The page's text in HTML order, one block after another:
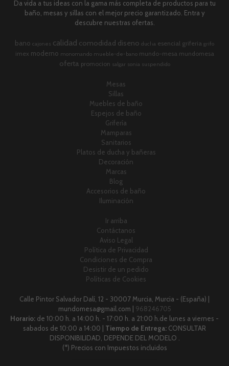
Da vida a tus ideas con la gama más completa de productos para tu
baño, mesas y sillas con el mejor precio garantizado. Entra y
descubre nuestras ofertas.
bano cajones calidad comodidad diseno ducha esencial griferia grifo
imex moderno monomando mueble-de-bano mundo-mesa mundomesa
oferta promocion salgar sonia suspendido
Mesas
Sillas
Muebles de baño
Espejos de baño
Grifería
Mamparas
Sanitarios
Platos de ducha y bañeras
Decoración
Marcas
Blog
Accesorios de baño
Iluminación
Ir arriba
Contáctanos
Aviso Legal
Política de Privacidad
Condiciones de Compra
Desistir de un pedido
Políticas de Cookies
Calle Pintor Salvador Dalí, 12 - 30007 Murcia, Murcia - (España) |
mundomesa@gmail.com | 968246705
Horario: de 10:00 h. a 14:00 h. - 17:00 h. a 21:00 h.de lunes a viernes -
sabados de 10:00 a 14:00 | Tiempo de Entrega: CONSULTAR
DISPONIBILIDAD, DEPENDE DEL MODELO .
(*) Precios con Impuestos incluidos